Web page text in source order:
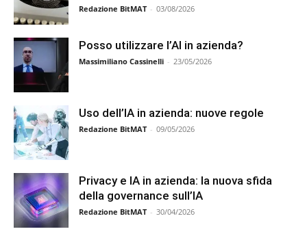
Redazione BitMAT - 03/08/2026
Posso utilizzare l’AI in azienda?
Massimiliano Cassinelli - 23/05/2026
Uso dell’IA in azienda: nuove regole
Redazione BitMAT - 09/05/2026
Privacy e IA in azienda: la nuova sfida
della governance sull’IA
Redazione BitMAT - 30/04/2026